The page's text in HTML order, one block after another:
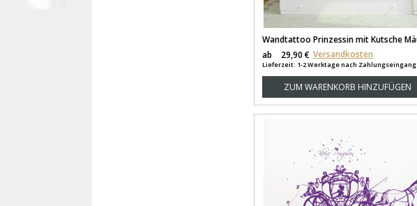
ab
29,90 € Versandkosten
Lieferzeit: 1-2 Werktage nach Zahlungseingang
ZUM WARENKORB HINZUFÜGEN